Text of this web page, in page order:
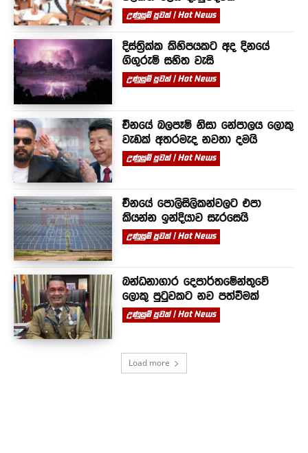
උණුසුම් පුවත් | Hot News
දිස්ත්‍රික්ක කිහිපයකට අද දිනයේ
ගිගුරුම් සහිත වැසි
උණුසුම් පුවත් | Hot News
චීනයේ බලපෑම් නිසා නේපාලය ලොකු
වැඩක් අතරමැද නවතා දමයි
උණුසුම් පුවත් | Hot News
චීනයේ පොලිසිලිකන්වලට එපා
කියන්න ඉන්දියාව සැරසෙයි
උණුසුම් පුවත් | Hot News
බන්ධනාගාර දෙපාර්තමේන්තුවේ
ලොකු පුටුවකට නව පත්වීමක්
උණුසුම් පුවත් | Hot News
Load more